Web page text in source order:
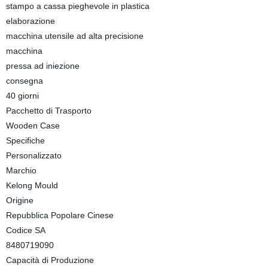
stampo a cassa pieghevole in plastica
elaborazione
macchina utensile ad alta precisione
macchina
pressa ad iniezione
consegna
40 giorni
Pacchetto di Trasporto
Wooden Case
Specifiche
Personalizzato
Marchio
Kelong Mould
Origine
Repubblica Popolare Cinese
Codice SA
8480719090
Capacità di Produzione